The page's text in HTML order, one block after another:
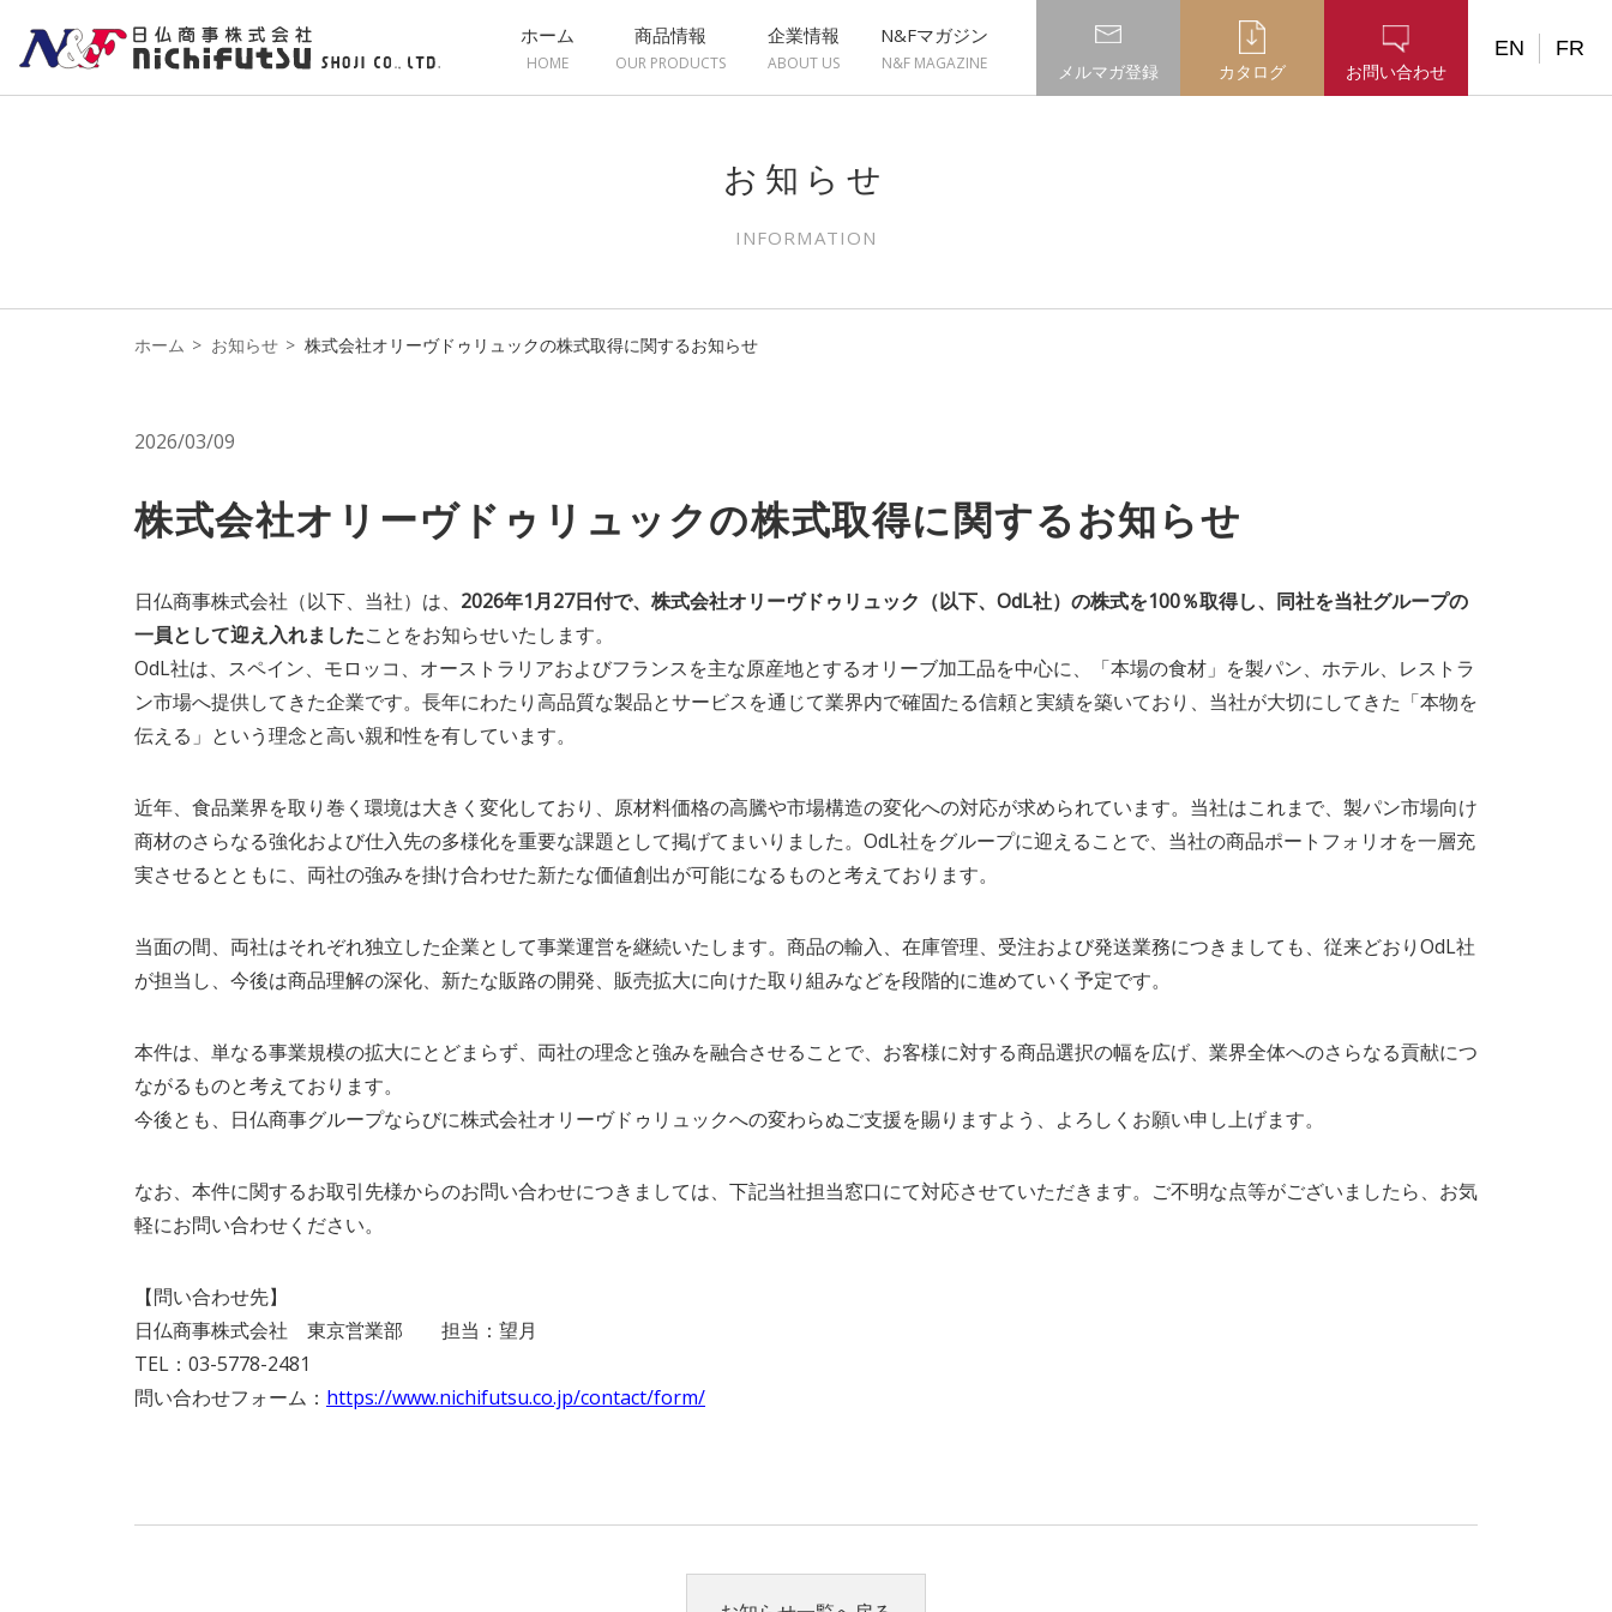
ホーム
HOME
商品情報
OUR PRODUCTS
企業情報
ABOUT US
N&Fマガジン
N&F MAGAZINE メルマガ登録 カタログ お問い合わせ
EN FR
お知らせ
INFORMATION
ホーム お知らせ 株式会社オリーヴドゥリュックの株式取得に関するお知らせ
2026/03/09
株式会社オリーヴドゥリュックの株式取得に関するお知らせ
日仏商事株式会社（以下、当社）は、 2026年1月27日付で、株式会社オリーヴドゥリュック（以下、OdL社）の株式を100％取得し、同社を当社グループの
一員として迎え入れましたことをお知らせいたします。
OdL社は、スペイン、モロッコ、オーストラリアおよびフランスを主な原産地とするオリーブ加工品を中心に、「本場の食材」を製パン、ホテル、レストラ
ン市場へ提供してきた企業です。長年にわたり高品質な製品とサービスを通じて業界内で確固たる信頼と実績を築いており、当社が大切にしてきた「本物を
伝える」という理念と高い親和性を有しています。
近年、食品業界を取り巻く環境は大きく変化しており、原材料価格の高騰や市場構造の変化への対応が求められています。当社はこれまで、製パン市場向け
商材のさらなる強化および仕入先の多様化を重要な課題として掲げてまいりました。OdL社をグループに迎えることで、当社の商品ポートフォリオを一層充
実させるとともに、両社の強みを掛け合わせた新たな価値創出が可能になるものと考えております。
当面の間、両社はそれぞれ独立した企業として事業運営を継続いたします。商品の輸入、在庫管理、受注および発送業務につきましても、従来どおりOdL社
が担当し、今後は商品理解の深化、新たな販路の開発、販売拡大に向けた取り組みなどを段階的に進めていく予定です。
本件は、単なる事業規模の拡大にとどまらず、両社の理念と強みを融合させることで、お客様に対する商品選択の幅を広げ、業界全体へのさらなる貢献につ
ながるものと考えております。
今後とも、日仏商事グループならびに株式会社オリーヴドゥリュックへの変わらぬご支援を賜りますよう、よろしくお願い申し上げます。
なお、本件に関するお取引先様からのお問い合わせにつきましては、下記当社担当窓口にて対応させていただきます。ご不明な点等がございましたら、お気
軽にお問い合わせください。
【問い合わせ先】
日仏商事株式会社 東京営業部 担当：望月
TEL：03-5778-2481
問い合わせフォーム： https://www.nichifutsu.co.jp/contact/form/